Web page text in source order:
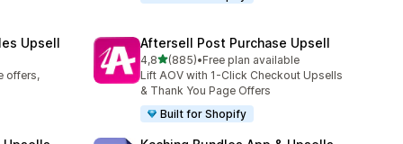
Upsell
offers,
Aftersell Post Purchase Upsell
4,8z 5 hvězd
(885)
Celkový počet recenzí: 885
•Free plan available
Lift AOV with 1-Click Checkout Upsells
& Thank You Page Offers
Built for Shopify